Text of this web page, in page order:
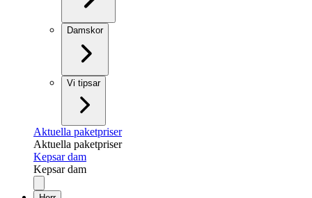
Damskor
Vi tipsar
Aktuella paketpriser
Aktuella paketpriser
Kepsar dam
Kepsar dam